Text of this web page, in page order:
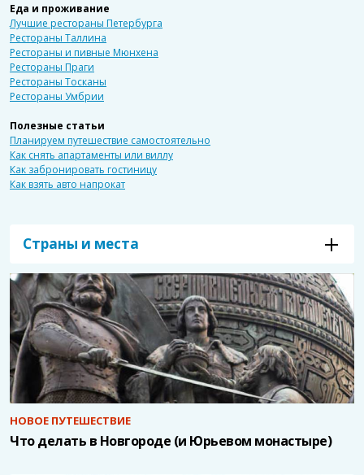
Еда и проживание
Лучшие рестораны Петербурга
Рестораны Таллина
Рестораны и пивные Мюнхена
Рестораны Праги
Рестораны Тосканы
Рестораны Умбрии
Полезные статьи
Планируем путешествие самостоятельно
Как снять апартаменты или виллу
Как забронировать гостиницу
Как взять авто напрокат
Страны и места
НОВОЕ ПУТЕШЕСТВИЕ
Что делать в Новгороде (и Юрьевом монастыре)